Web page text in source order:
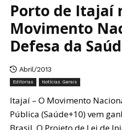
Porto de Itajaí
Movimento
Defesa da
Abril/2013
Editorias Notícias Gerais
Itajaí – O Movimento
Pública (Saúde+10) vem
Brasil. O Projeto de Lei de